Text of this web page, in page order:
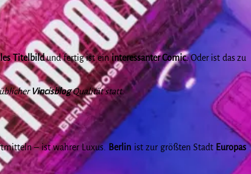
Titelbildund fertig ist eininteressanter Comic.Oder ist das zu
VincisblogQualität statt.
– ist wahrer Luxus. Berlin ist zur größten Stadt Europas